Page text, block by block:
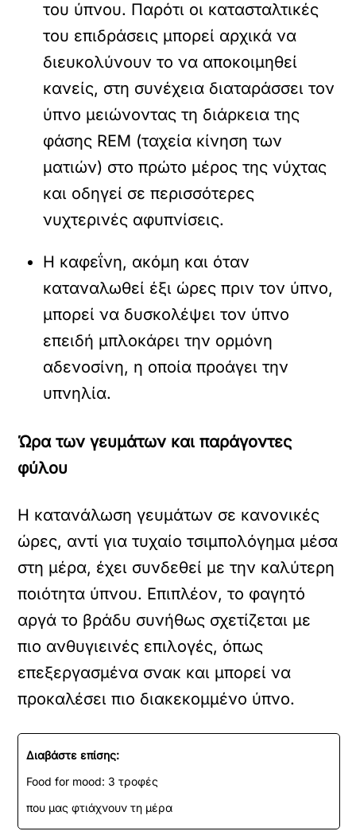
του ύπνου. Παρότι οι κατασταλτικές
του επιδράσεις μπορεί αρχικά να
διευκολύνουν το να αποκοιμηθεί
κανείς, στη συνέχεια διαταράσσει τον
ύπνο μειώνοντας τη διάρκεια της
φάσης REM (ταχεία κίνηση των
ματιών) στο πρώτο μέρος της νύχτας
και οδηγεί σε περισσότερες
νυχτερινές αφυπνίσεις.
Η καφεΐνη, ακόμη και όταν
καταναλωθεί έξι ώρες πριν τον ύπνο,
μπορεί να δυσκολέψει τον ύπνο
επειδή μπλοκάρει την ορμόνη
αδενοσίνη, η οποία προάγει την
υπνηλία.
Ώρα των γευμάτων και παράγοντες
φύλου
Η κατανάλωση γευμάτων σε κανονικές
ώρες, αντί για τυχαίο τσιμπολόγημα μέσα
στη μέρα, έχει συνδεθεί με την καλύτερη
ποιότητα ύπνου. Επιπλέον, το φαγητό
αργά το βράδυ συνήθως σχετίζεται με
πιο ανθυγιεινές επιλογές, όπως
επεξεργασμένα σνακ και μπορεί να
προκαλέσει πιο διακεκομμένο ύπνο.
Διαβάστε επίσης:
Food for mood: 3 τροφές
που μας φτιάχνουν τη μέρα